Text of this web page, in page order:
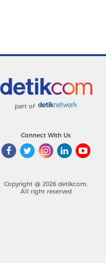
part of
Connect With Us
Copyright @ 2026 detikcom.
All right reserved